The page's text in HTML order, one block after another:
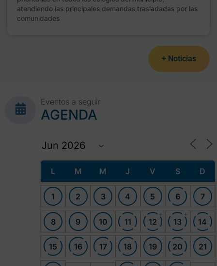
atendiendo las principales demandas trasladadas por las
comunidades
+ Noticias
Eventos a seguir
AGENDA
L M M J V S D
1 2 3 4 5 6 7
8 9 10 11 12
+
13
+
14
15 16 17 18 19 20 21